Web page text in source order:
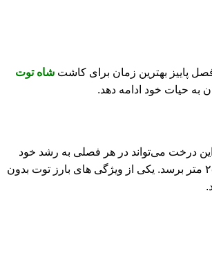
پاییز بهترین زمان برای کاشت شاه توت
حیات خود ادامه دهد.
این درخت می‌تواند در هر فصلی به رشد خود
ادامه دهد و باردهی آن از سال پنجم آغاز می‌شود، با تولید محصولی که به ۸۰ تا ۱۰۰ کیلوگرم می‌رسد. میوه‌ های آن به رنگ سیاه هستند و ارتفاع آن ممکن است به ۲۵ متر برسد. یکی از ویژگی ‌های بارز توت بدون